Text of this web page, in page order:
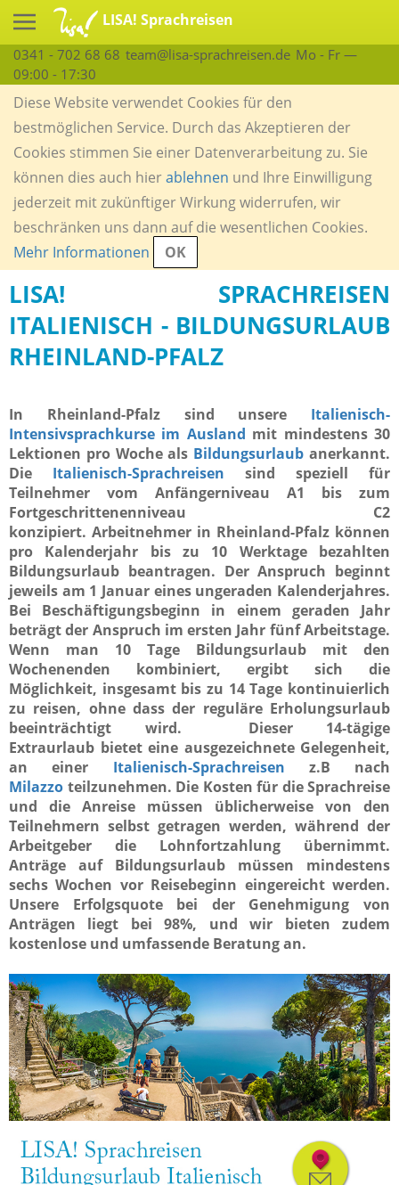
LISA! Sprachreisen
0341 - 702 68 68 team@lisa-sprachreisen.de Mo - Fr —
09:00 - 17:30
Diese Website verwendet Cookies für den
bestmöglichen Service. Durch das Akzeptieren der
Cookies stimmen Sie einer Datenverarbeitung zu. Sie
können dies auch hierablehnen und Ihre Einwilligung
jederzeit mit zukünftiger Wirkung widerrufen, wir
beschränken uns dann auf die wesentlichen Cookies.
Mehr Informationen
OK
LISA! SPRACHREISEN
ITALIENISCH - BILDUNGSURLAUB
RHEINLAND-PFALZ
In Rheinland-Pfalz sind unsere Italienisch-
Intensivsprachkurse im Ausland mit mindestens 30
Lektionen pro Woche als Bildungsurlaub anerkannt.
Die Italienisch-Sprachreisen sind speziell für
Teilnehmer vom Anfängerniveau A1 bis zum
Fortgeschrittenenniveau C2
konzipiert. Arbeitnehmer in Rheinland-Pfalz können
pro Kalenderjahr bis zu 10 Werktage bezahlten
Bildungsurlaub beantragen. Der Anspruch beginnt
jeweils am 1 Januar eines ungeraden Kalenderjahres.
Bei Beschäftigungsbeginn in einem geraden Jahr
beträgt der Anspruch im ersten Jahr fünf Arbeitstage.
Wenn man 10 Tage Bildungsurlaub mit den
Wochenenden kombiniert, ergibt sich die
Möglichkeit, insgesamt bis zu 14 Tage kontinuierlich
zu reisen, ohne dass der reguläre Erholungsurlaub
beeinträchtigt wird. Dieser 14-tägige
Extraurlaub bietet eine ausgezeichnete Gelegenheit,
an einer Italienisch-Sprachreisen z.B nach
Milazzo teilzunehmen. Die Kosten für die Sprachreise
und die Anreise müssen üblicherweise von den
Teilnehmern selbst getragen werden, während der
Arbeitgeber die Lohnfortzahlung übernimmt.
Anträge auf Bildungsurlaub müssen mindestens
sechs Wochen vor Reisebeginn eingereicht werden.
Unsere Erfolgsquote bei der Genehmigung von
Anträgen liegt bei 98%, und wir bieten zudem
kostenlose und umfassende Beratung an.